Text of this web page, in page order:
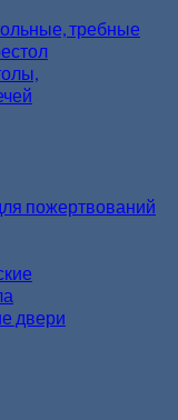
требные
пожертвований
двери